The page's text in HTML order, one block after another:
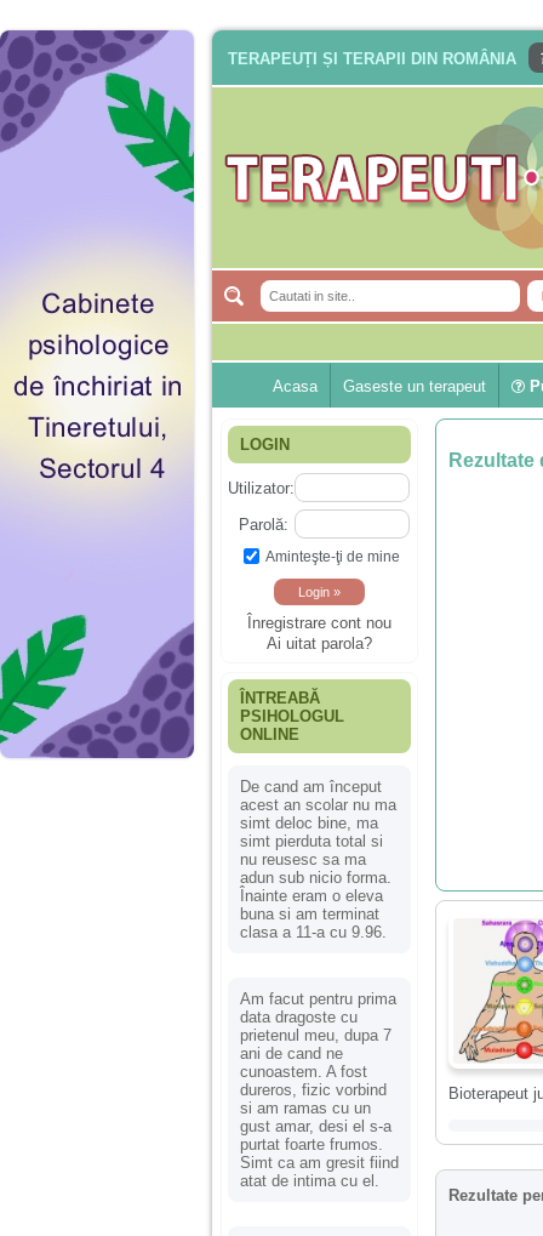
TERAPEUȚI ȘI TERAPII DIN ROMÂNIA
Acasa Gaseste un terapeut
LOGIN
Utilizator:
Parolă:
Aminteşte-ţi de mine
Înregistrare cont nou
Ai uitat parola?
ÎNTREABĂ
PSIHOLOGUL
ONLINE
De cand am început
acest an scolar nu ma
simt deloc bine, ma
simt pierduta total si
nu reusesc sa ma
adun sub nicio forma.
Înainte eram o eleva
buna si am terminat
clasa a 11-a cu 9.96.
Am facut pentru prima
data dragoste cu
prietenul meu, dupa 7
ani de cand ne
cunoastem. A fost
dureros, fizic vorbind
si am ramas cu un
gust amar, desi el s-a
purtat foarte frumos.
Simt ca am gresit fiind
atat de intima cu el.
Rezultate
Bioterapeut
Rezultate